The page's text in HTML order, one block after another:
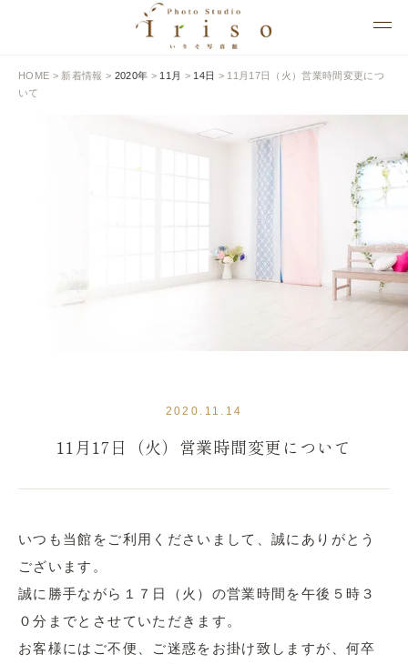
HOME > 新着情報 > 2020年 > 11月 > 14日 > 11月17日（火）営業時間変更につ
いて
2020.11.14
11月17日（火）営業時間変更について
いつも当館をご利用くださいまして、誠にありがとう
ございます。
誠に勝手ながら１７日（火）の営業時間を午後５時３
０分までとさせていただきます。
お客様にはご不便、ご迷惑をお掛け致しますが、何卒